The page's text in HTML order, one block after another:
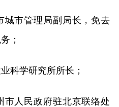
城市管理局副局长，免去
；
科学研究所所长；
市人民政府驻北京联络处